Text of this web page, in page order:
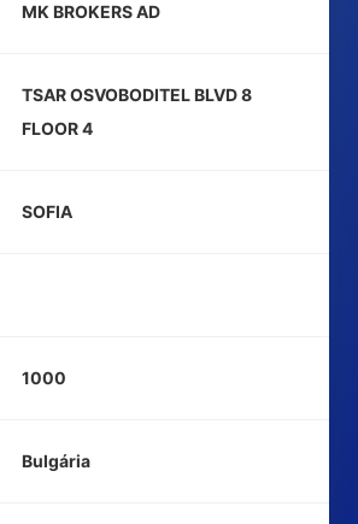
MK BROKERS AD
TSAR OSVOBODITEL BLVD 8
FLOOR 4
SOFIA
1000
Bulgária